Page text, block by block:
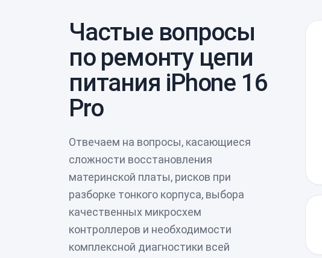
Частые вопросы
по ремонту цепи
питания iPhone 16
Pro
Отвечаем на вопросы, касающиеся
сложности восстановления
материнской платы, рисков при
разборке тонкого корпуса, выбора
качественных микросхем
контроллеров и необходимости
комплексной диагностики всей